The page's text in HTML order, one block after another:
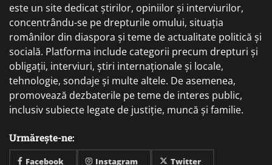
este un site dedicat știrilor, opiniilor și interviurilor,
concentrându-se pe drepturile omului, situația
românilor din diaspora și teme de actualitate politică și
socială. Platforma include categorii precum drepturi și
obligații, interviuri, știri internaționale și locale,
tehnologie, sondaje și multe altele. De asemenea,
promovează dezbaterile pe teme de interes public,
inclusiv subiecte legate de justiție, muncă și familie.
Urmărește-ne:
Facebook Instagram Twitter